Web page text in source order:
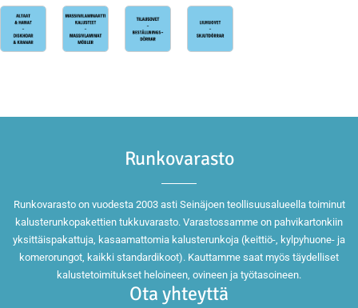
Runkovarasto
Runkovarasto on vuodesta 2003 asti Seinäjoen teollisuusalueella toiminut
kalusterunkopakettien tukkuvarasto. Varastossamme on pahvikartonkiin
yksittäispakattuja, kasaamattomia kalusterunkoja (keittiö-, kylpyhuone- ja
komerorungot, kaikki standardikoot). Kauttamme saat myös täydelliset
kalustetoimitukset heloineen, ovineen ja työtasoineen.
Ota yhteyttä